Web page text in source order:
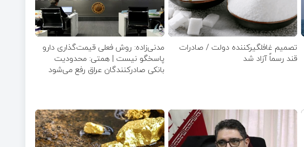
تصمیم غافلگیرکننده دولت / صادرات
قند رسماً آزاد شد
مدنی‌زاده: روش فعلی قیمت‌گذاری دارو
پاسخگو نیست | همتی: محدودیت
بانکی صادرکنندگان عراق رفع می‌شود